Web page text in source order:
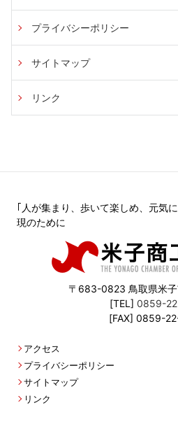
プライバシーポリシー
サイトマップ
リンク
｢人が集まり、歩いて楽しめ、元気
現のために
〒683-0823 鳥取県米
[TEL] 0859-
[FAX] 0859-
アクセス
プライバシーポリシー
サイトマップ
リンク